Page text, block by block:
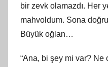
bir zevk olamazdı. Her
mahvoldum. Sona
Büyük oğlan…
“Ana, bi şey mi var? Ne